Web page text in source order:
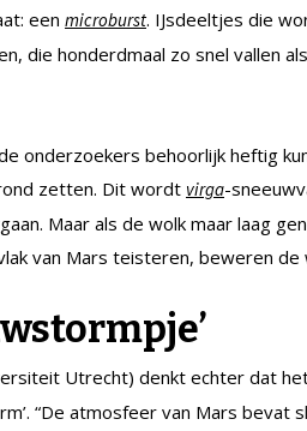
een microburst. IJsdeeltjes die
die honderdmaal zo snel vallen
onderzoekers behoorlijk heftig
zetten. Dit wordt virga-
Maar als de wolk maar laag
van Mars teisteren, beweren de
Utrecht) denkt echter dat
“De atmosfeer van Mars bevat